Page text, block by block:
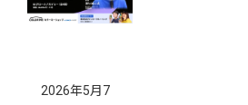
2026年5月7